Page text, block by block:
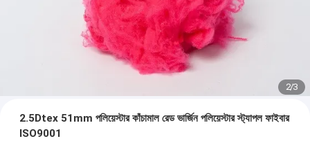
2/3
2.5Dtex 51mm পলিয়েস্টার কাঁচামাল রেড ভার্জিন পলিয়েস্টার স্ট্যাপল ফাইবার
ISO9001